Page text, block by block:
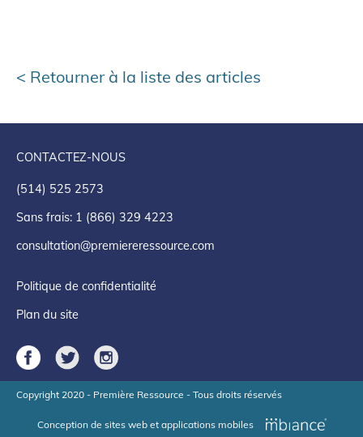
Retourner à la liste des articles
CONTACTEZ-NOUS
(514) 525 2573
Sans frais: 1 (866) 329 4223
consultation@premiereressource.com
Politique de confidentialité
Plan du site
Copyright 2020 - Première Ressource - Tous droits réservés
Conception de sites web et applications mobiles